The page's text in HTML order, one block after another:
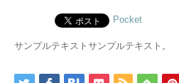
Pocket
サンプルテキストサンプルテキスト。